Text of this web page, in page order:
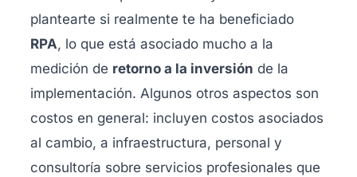
plantearte si realmente te ha beneficiado
RPA, lo que está asociado mucho a la
medición de retorno a la inversión de la
implementación. Algunos otros aspectos son
costos en general: incluyen costos asociados
al cambio, a infraestructura, personal y
consultoría sobre servicios profesionales que